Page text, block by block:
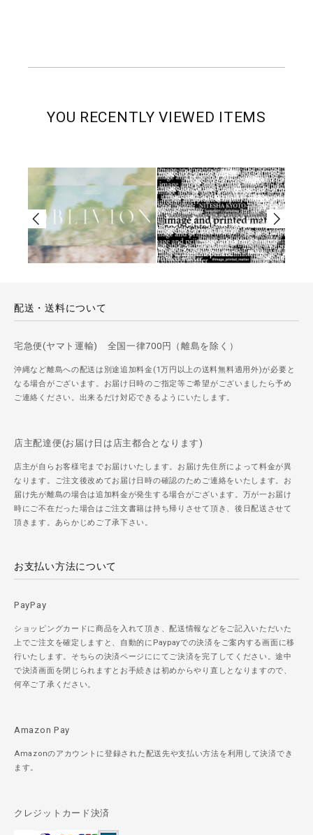
YOU RECENTLY VIEWED ITEMS
配送・送料について
宅急便(ヤマト運輸) 全国一律700円（離島を除く）
沖縄など離島への配送は別途追加料金(1万円以上の送料無料適用外)が必要と
なる場合がございます。お届け日時のご指定等ご希望がございましたら予め
ご連絡ください。出来るだけ対応できるようにいたします。
店主配達便(お届け日は店主都合となります)
店主が自らお客様宅までお届けいたします。お届け先住所によって料金が異
なります。ご注文後改めてお届け日時の確認のためご連絡をいたします。お
届け先が離島の場合は追加料金が発生する場合がございます。万が一お届け
時にご不在だった場合はご注文書籍は持ち帰りさせて頂き、後日配送させて
頂きます。あらかじめご了承下さい。
お支払い方法について
PayPay
ショッピングカードに商品を入れて頂き、配送情報などをご記入いただいた
上でご注文を確定しますと、自動的にPaypayでの決済をご案内する画面に移
行いたします。そちらの決済ページににてご決済を完了してください。途中
で決済画面を閉じられますとお手続きは初めからやり直しとなりますので、
何卒ご了承ください。
Amazon Pay
Amazonのアカウントに登録された配送先や支払い方法を利用して決済でき
ます。
クレジットカード決済